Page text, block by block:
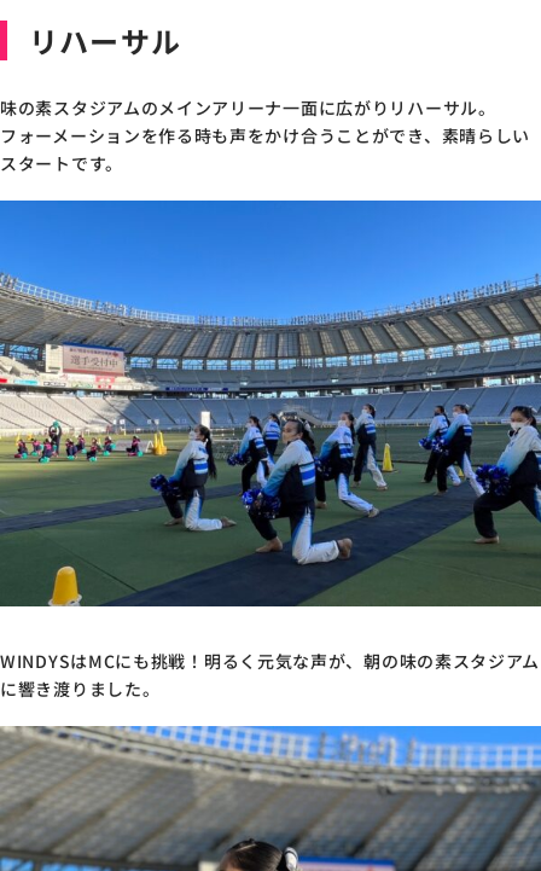
リハーサル
味の素スタジアムのメインアリーナ一面に広がりリハーサル。
フォーメーションを作る時も声をかけ合うことができ、素晴らしい
スタートです。
WINDYSはMCにも挑戦！明るく元気な声が、朝の味の素スタジアム
に響き渡りました。